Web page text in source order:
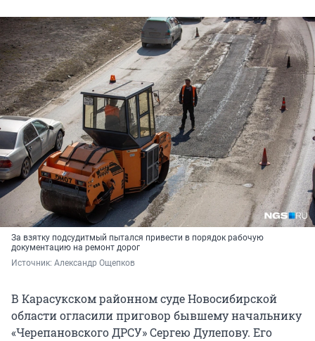
За взятку подсудитмый пытался привести в порядок рабочую
документацию на ремонт дорог
Источник: Александр Ощепков
В Карасукском районном суде Новосибирской
области огласили приговор бывшему начальнику
«Черепановского ДРСУ» Сергею Дулепову. Его